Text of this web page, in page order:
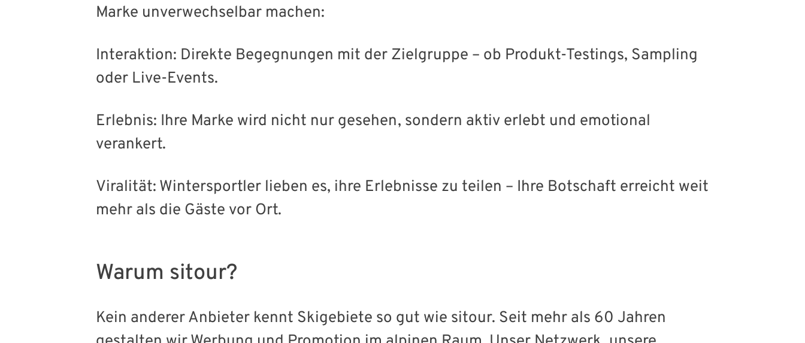
Marke unverwechselbar machen:
Interaktion: Direkte Begegnungen mit der Zielgruppe – ob Produkt-Testings, Sampling
oder Live-Events.
Erlebnis: Ihre Marke wird nicht nur gesehen, sondern aktiv erlebt und emotional
verankert.
Viralität: Wintersportler lieben es, ihre Erlebnisse zu teilen – Ihre Botschaft erreicht weit
mehr als die Gäste vor Ort.
Warum sitour?
Kein anderer Anbieter kennt Skigebiete so gut wie sitour. Seit mehr als 60 Jahren